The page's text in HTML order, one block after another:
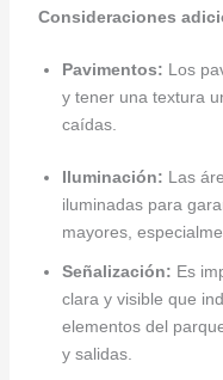
Consideraciones
Pavimentos: Los
y tener una textura
caídas.
Iluminación: Las
iluminadas para
mayores,
Señalización: Es
clara y visible que
elementos del
y salidas.